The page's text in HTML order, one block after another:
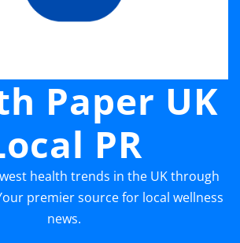
Paper UK
PR
health trends in the UK through
premier source for local wellness
news.